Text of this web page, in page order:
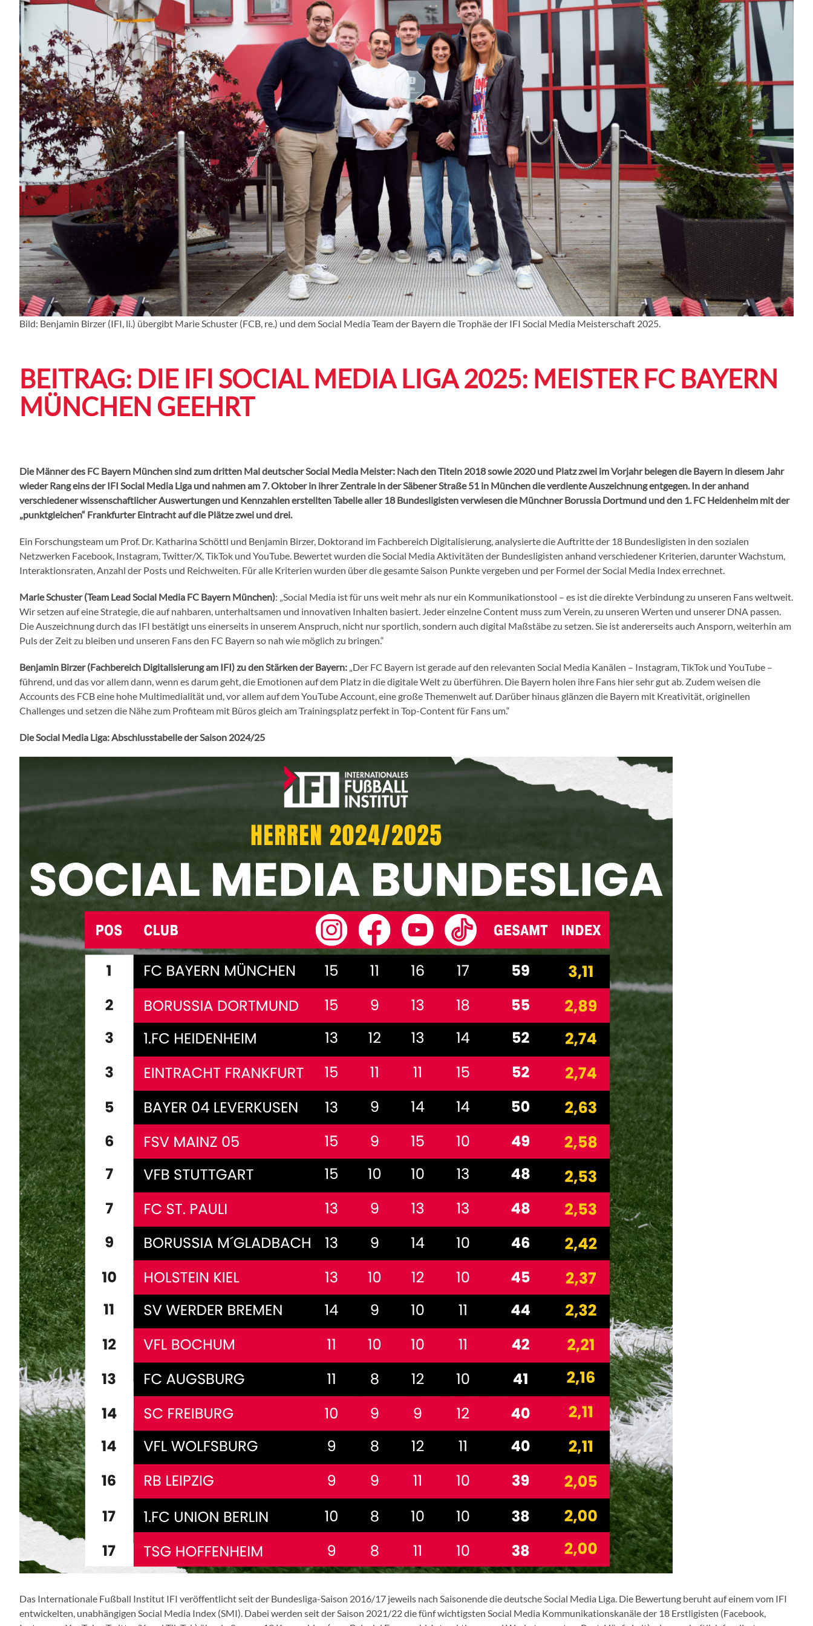
Bild: Benjamin Birzer (IFI, li.) übergibt Marie Schuster (FCB, re.) und dem Social Media Team der Bayern die Trophäe der IFI Social Media Meisterschaft 2025.
BEITRAG: DIE IFI SOCIAL MEDIA LIGA 2025: MEISTER FC BAYERN
MÜNCHEN GEEHRT
Die Männer des FC Bayern München sind zum dritten Mal deutscher Social Media Meister: Nach den Titeln 2018 sowie 2020 und Platz zwei im Vorjahr belegen die Bayern in diesem Jahr
wieder Rang eins der IFI Social Media Liga und nahmen am 7. Oktober in ihrer Zentrale in der Säbener Straße 51 in München die verdiente Auszeichnung entgegen. In der anhand
verschiedener wissenschaftlicher Auswertungen und Kennzahlen erstellten Tabelle aller 18 Bundesligisten verwiesen die Münchner Borussia Dortmund und den 1. FC Heidenheim mit der
„punktgleichen“ Frankfurter Eintracht auf die Plätze zwei und drei.
Ein Forschungsteam um Prof. Dr. Katharina Schöttl und Benjamin Birzer, Doktorand im Fachbereich Digitalisierung, analysierte die Auftritte der 18 Bundesligisten in den sozialen
Netzwerken Facebook, Instagram, Twitter/X, TikTok und YouTube. Bewertet wurden die Social Media Aktivitäten der Bundesligisten anhand verschiedener Kriterien, darunter Wachstum,
Interaktionsraten, Anzahl der Posts und Reichweiten. Für alle Kriterien wurden über die gesamte Saison Punkte vergeben und per Formel der Social Media Index errechnet.
Marie Schuster (Team Lead Social Media FC Bayern München): „Social Media ist für uns weit mehr als nur ein Kommunikationstool – es ist die direkte Verbindung zu unseren Fans weltweit.
Wir setzen auf eine Strategie, die auf nahbaren, unterhaltsamen und innovativen Inhalten basiert. Jeder einzelne Content muss zum Verein, zu unseren Werten und unserer DNA passen.
Die Auszeichnung durch das IFI bestätigt uns einerseits in unserem Anspruch, nicht nur sportlich, sondern auch digital Maßstäbe zu setzen. Sie ist andererseits auch Ansporn, weiterhin am
Puls der Zeit zu bleiben und unseren Fans den FC Bayern so nah wie möglich zu bringen.“
Benjamin Birzer (Fachbereich Digitalisierung am IFI)zu den Stärken der Bayern:„Der FC Bayern ist gerade auf den relevanten Social Media Kanälen – Instagram, TikTok und YouTube –
führend, und das vor allem dann, wenn es darum geht, die Emotionen auf dem Platz in die digitale Welt zu überführen. Die Bayern holen ihre Fans hier sehr gut ab. Zudem weisen die
Accounts des FCB eine hohe Multimedialität und, vor allem auf dem YouTube Account, eine große Themenwelt auf. Darüber hinaus glänzen die Bayern mit Kreativität, originellen
Challenges und setzen die Nähe zum Profiteam mit Büros gleich am Trainingsplatz perfekt in Top-Content für Fans um.“
Die Social Media Liga: Abschlusstabelle der Saison 2024/25
Das Internationale Fußball Institut IFI veröffentlicht seit der Bundesliga-Saison 2016/17 jeweils nach Saisonende die deutsche Social Media Liga. Die Bewertung beruht auf einem vom IFI
entwickelten, unabhängigen Social Media Index (SMI). Dabei werden seit der Saison 2021/22 die fünf wichtigsten Social Media Kommunikationskanäle der 18 Erstligisten (Facebook,